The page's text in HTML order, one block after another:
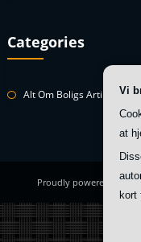
Categories
Alt Om Boligs Artikler
Proudly powered by
Vi
at
kort